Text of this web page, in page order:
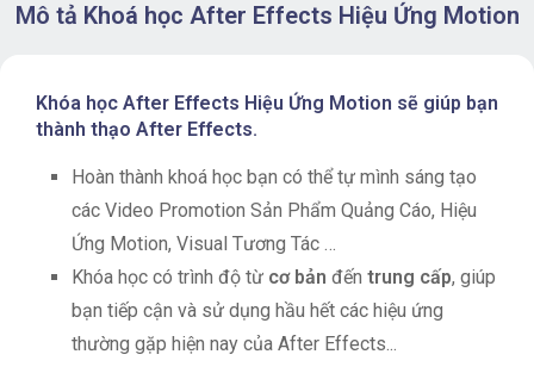
Mô tả Khoá học After Effects Hiệu Ứng Motion
Khóa học After Effects Hiệu Ứng Motion sẽ giúp bạn
thành thạo After Effects.
Hoàn thành khoá học bạn có thể tự mình sáng tạo
các Video Promotion Sản Phẩm Quảng Cáo, Hiệu
Ứng Motion, Visual Tương Tác …
Khóa học có trình độ từ cơ bản đến trung cấp, giúp
bạn tiếp cận và sử dụng hầu hết các hiệu ứng
thường gặp hiện nay của After Effects...